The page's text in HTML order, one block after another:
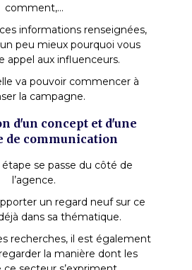
comment,...
informations renseignées,
un peu mieux pourquoi vous
appel aux influenceurs.
va pouvoir commencer à
la campagne.
d'un concept et d'une
de communication
se passe du côté de
l’agence.
un regard neuf sur ce
dans sa thématique.
recherches, il est également
la manière dont les